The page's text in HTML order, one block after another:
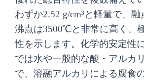
わずか2.52 g/cm³と軽量で、融
沸点は3500℃と非常に高く、
性を示します。化学的安定性
では水や一般的な酸・アルカ
で、溶融アルカリによる腐食